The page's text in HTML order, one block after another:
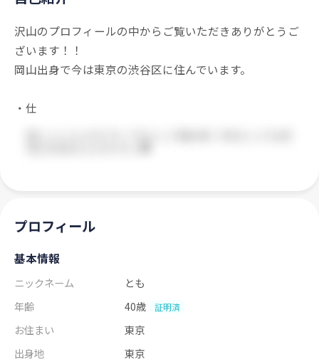
沢山のプロフィールの中からご覧いただきありがとうご
ざいます！！
岡山出身で今は東京の渋谷区に住んでいます。
・仕
プロフィール
基本情報
ニックネーム
とも
年齢
40歳 証明済
お住まい
東京
出身地
東京